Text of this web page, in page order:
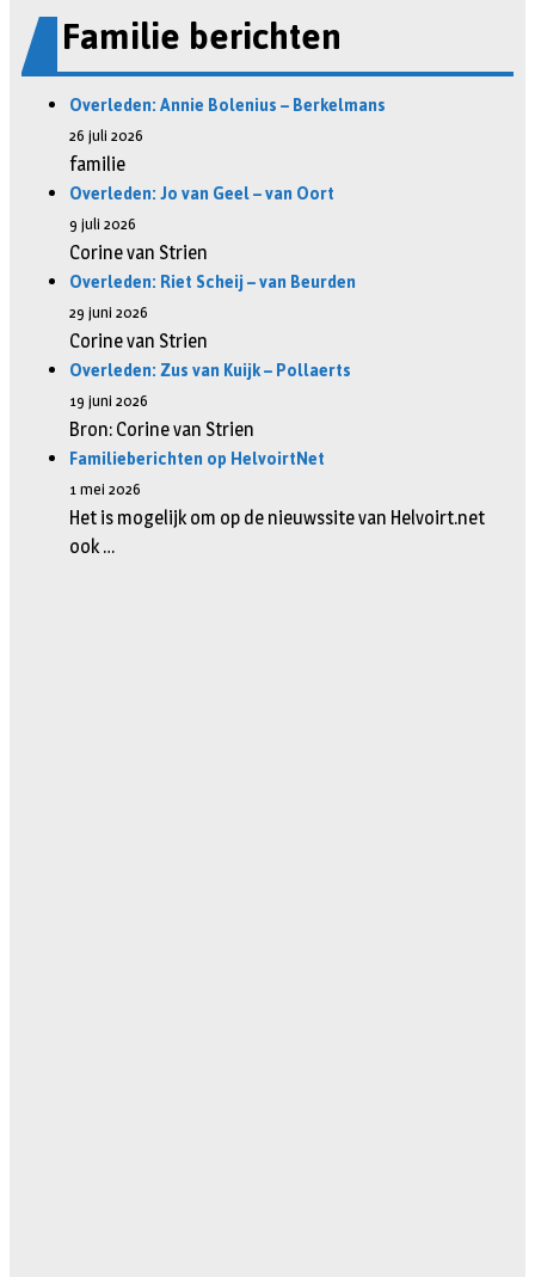
Familie berichten
Overleden: Annie Bolenius – Berkelmans
26 juli 2026
familie
Overleden: Jo van Geel – van Oort
9 juli 2026
Corine van Strien
Overleden: Riet Scheij – van Beurden
29 juni 2026
Corine van Strien
Overleden: Zus van Kuijk – Pollaerts
19 juni 2026
Bron: Corine van Strien
Familieberichten op HelvoirtNet
1 mei 2026
Het is mogelijk om op de nieuwssite van Helvoirt.net
ook …